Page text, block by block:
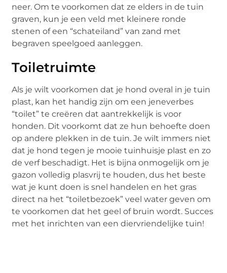
neer. Om te voorkomen dat ze elders in de tuin
graven, kun je een veld met kleinere ronde
stenen of een “schateiland” van zand met
begraven speelgoed aanleggen.
Toiletruimte
Als je wilt voorkomen dat je hond overal in je tuin
plast, kan het handig zijn om een jeneverbes
“toilet” te creëren dat aantrekkelijk is voor
honden. Dit voorkomt dat ze hun behoefte doen
op andere plekken in de tuin. Je wilt immers niet
dat je hond tegen je mooie tuinhuisje plast en zo
de verf beschadigt. Het is bijna onmogelijk om je
gazon volledig plasvrij te houden, dus het beste
wat je kunt doen is snel handelen en het gras
direct na het “toiletbezoek” veel water geven om
te voorkomen dat het geel of bruin wordt. Succes
met het inrichten van een diervriendelijke tuin!